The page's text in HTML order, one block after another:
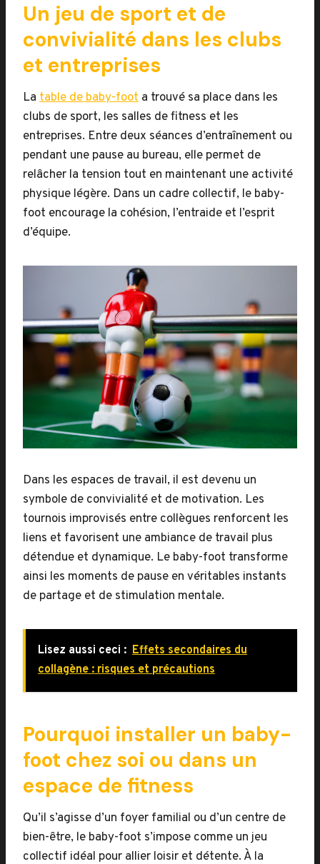
Un jeu de sport et de
convivialité dans les clubs
et entreprises
La table de baby-foot a trouvé sa place dans les
clubs de sport, les salles de fitness et les
entreprises. Entre deux séances d’entraînement ou
pendant une pause au bureau, elle permet de
relâcher la tension tout en maintenant une activité
physique légère. Dans un cadre collectif, le baby-
foot encourage la cohésion, l’entraide et l’esprit
d’équipe.
Dans les espaces de travail, il est devenu un
symbole de convivialité et de motivation. Les
tournois improvisés entre collègues renforcent les
liens et favorisent une ambiance de travail plus
détendue et dynamique. Le baby-foot transforme
ainsi les moments de pause en véritables instants
de partage et de stimulation mentale.
Lisez aussi ceci : Effets secondaires du
collagène : risques et précautions
Pourquoi installer un baby-
foot chez soi ou dans un
espace de fitness
Qu’il s’agisse d’un foyer familial ou d’un centre de
bien-être, le baby-foot s’impose comme un jeu
collectif idéal pour allier loisir et détente. À la